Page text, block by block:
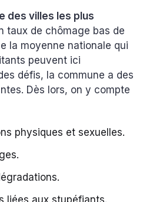
des villes les plus
taux de chômage bas de
la moyenne nationale qui
peuvent ici
défis, la commune a des
Dès lors, on y compte
physiques et sexuelles.